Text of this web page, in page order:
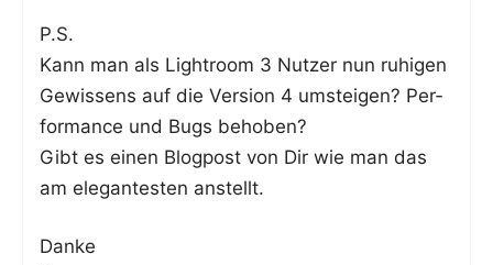
P.S.
Kann man als Ligh­t­room 3 Nut­zer nun ruhi­gen
Gewis­sens auf die Ver­si­on 4 umstei­gen? Per­
for­mance und Bugs behoben?
Gibt es einen Blog­post von Dir wie man das
am ele­gan­tes­ten anstellt.
Dan­ke